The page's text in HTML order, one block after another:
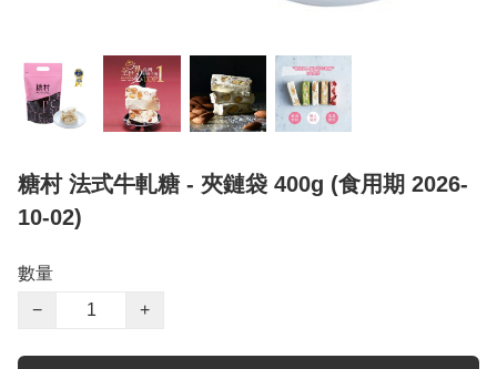
糖村 法式牛軋糖 - 夾鏈袋 400g (食用期 2026-
10-02)
數量
−
+